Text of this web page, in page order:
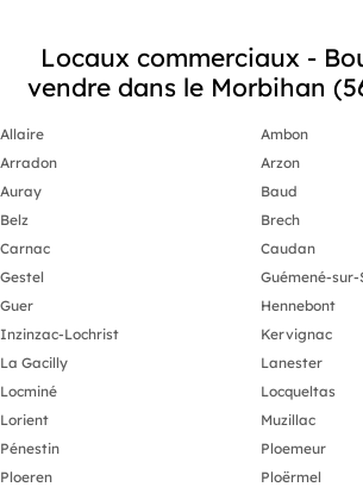
Locaux commerciaux -
vendre dans le Morbihan
Allaire
Ambon
Arradon
Arzon
Auray
Baud
Belz
Brech
Carnac
Caudan
Gestel
Guémené-
Guer
Hennebont
Inzinzac-Lochrist
Kervignac
La Gacilly
Lanester
Locminé
Locqueltas
Lorient
Muzillac
Pénestin
Ploemeur
Ploeren
Ploërmel